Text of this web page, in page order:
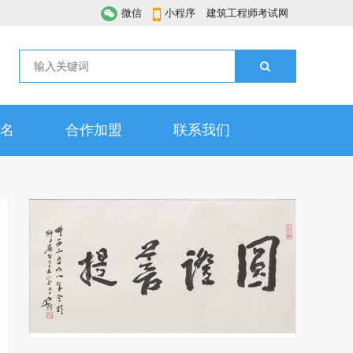
微信 小程序 建筑工程师考试网
合作加盟 联系我们